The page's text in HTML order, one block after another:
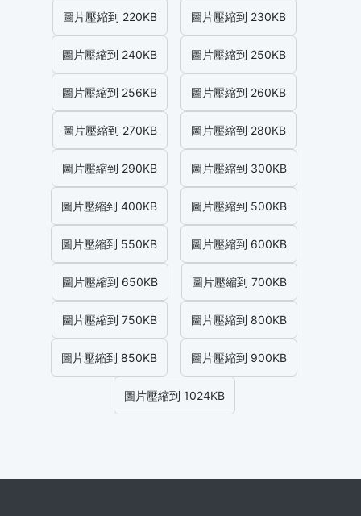
圖片壓縮到 220KB 圖片壓縮到 230KB
圖片壓縮到 240KB 圖片壓縮到 250KB
圖片壓縮到 256KB 圖片壓縮到 260KB
圖片壓縮到 270KB 圖片壓縮到 280KB
圖片壓縮到 290KB 圖片壓縮到 300KB
圖片壓縮到 400KB 圖片壓縮到 500KB
圖片壓縮到 550KB 圖片壓縮到 600KB
圖片壓縮到 650KB 圖片壓縮到 700KB
圖片壓縮到 750KB 圖片壓縮到 800KB
圖片壓縮到 850KB 圖片壓縮到 900KB
圖片壓縮到 1024KB